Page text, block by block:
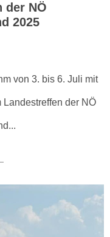
der NÖ
2025
von 3. bis 6. Juli mit
der NÖ